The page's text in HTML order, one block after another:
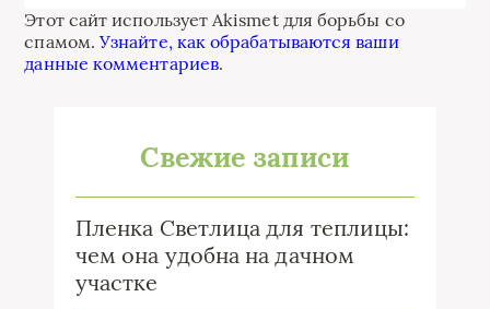
Этот сайт использует Akismet для борьбы со
спамом.Узнайте, как обрабатываются ваши
данные комментариев.
Свежие записи
Пленка Светлица для теплицы:
чем она удобна на дачном
участке